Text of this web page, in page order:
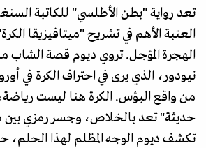
تعد رواية "بطن الأطلسي" للكاتبة
العتبة الأهم في تشريح "ميتافيزيقا
الهجرة المؤجل. تروي ديوم قصة الشاب
نيودور، الذي يرى في احتراف الكرة في
من واقع البؤس. الكرة هنا ليست
حديثة" تعد بالخلاص، وجسر رمزي
تكشف ديوم الوجه المظلم لهذا الحلم،